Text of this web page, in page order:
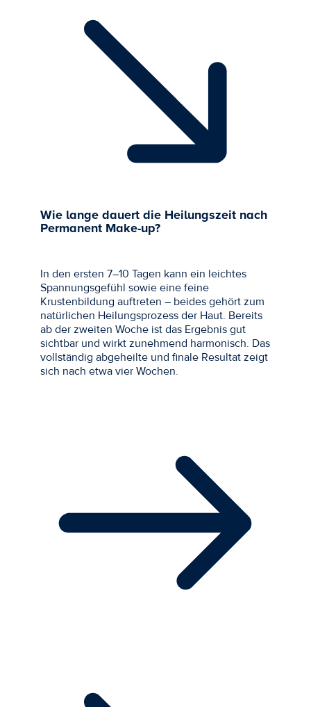
Wie lange dauert die Heilungszeit nach
Permanent Make-up?
In den ersten 7–10 Tagen kann ein leichtes
Spannungsgefühl sowie eine feine
Krustenbildung auftreten – beides gehört zum
natürlichen Heilungsprozess der Haut. Bereits
ab der zweiten Woche ist das Ergebnis gut
sichtbar und wirkt zunehmend harmonisch. Das
vollständig abgeheilte und finale Resultat zeigt
sich nach etwa vier Wochen.